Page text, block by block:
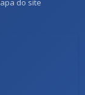
do site